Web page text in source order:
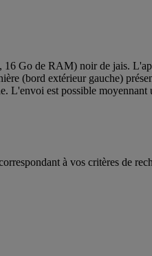
Go de RAM) noir de jais.
(bord extérieur gauche)
L'envoi est possible
à vos critères de